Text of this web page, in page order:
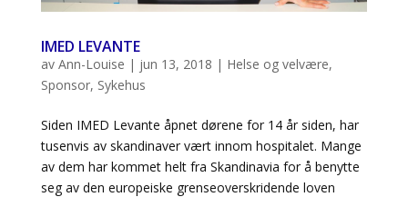
IMED LEVANTE
av Ann-Louise | jun 13, 2018 | Helse og velvære,
Sponsor, Sykehus
Siden IMED Levante åpnet dørene for 14 år siden, har
tusenvis av skandinaver vært innom hospitalet. Mange
av dem har kommet helt fra Skandinavia for å benytte
seg av den europeiske grenseoverskridende loven